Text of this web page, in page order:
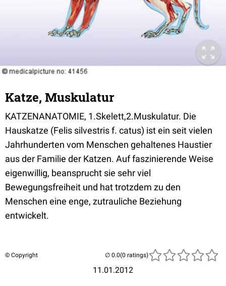
Katze, Muskulatur
KATZENANATOMIE, 1.Skelett,2.Muskulatur. Die
Hauskatze (Felis silvestris f. catus) ist ein seit vielen
Jahrhunderten vom Menschen gehaltenes Haustier
aus der Familie der Katzen. Auf faszinierende Weise
eigenwillig, beansprucht sie sehr viel
Bewegungsfreiheit und hat trotzdem zu den
Menschen eine enge, zutrauliche Beziehung
entwickelt.
© Copyright
11.01.2012
(0 ratings)